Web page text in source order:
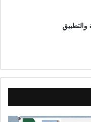
والتطبيق